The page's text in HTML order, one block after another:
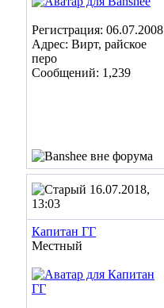
Регистрация: 06.07.2008
Адрес: Вирт, райское
перо
Сообщений: 1,239
16.07.2018,
13:03
Капитан ГГ
Местный